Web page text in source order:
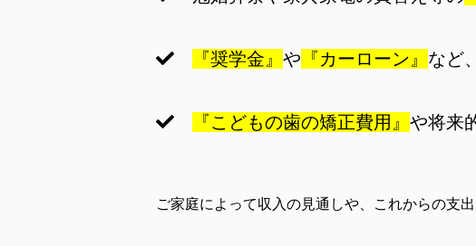
『奨学金』 や 『カーローン』 など
『こどもの歯の矯正費用』 や将来
ご家庭によって収入の見通しや、これからの支